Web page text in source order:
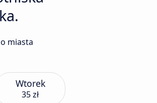
miasta
Wtorek
35 zł